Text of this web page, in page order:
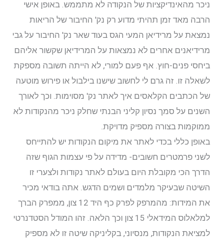
ניכר מהאינדיקציות של הנקודה לא מתממש. באופן אישי
הרבה מאד זמן תהיתי מדוע רק נק' החיבור של הריאות
נמצאת על מרידיאן המעי הגס בעוד שאר נק' החיבור על גבי
מרידיאנים אחרים לא נמצאות על המרידיאן שקשור אליהם
ביחסי פנים-חוץ. אף פעם למורי, לא הייתה תשובה מספקת
לשאלה זו. זה גרם לי לחשוב שישנו בילבול או פירוש מוטעה
של הכתבים הקלאסים איך לאתר נק' מסוימות. וכך לאורך
השנים על סמך נסיון קליני הבנתי שחלק ניכר מהנקודות לא
ממוקמות בצורה מספיק מדויקת.
באופן כללי בכדי לאתר את מיקום הנקודות יש להתייחס
לשני פרמטרים חשובים- מדידה על פי עצמות הגוף שזה
הדרך הכי מקובלת היום בעולם לאתר נקודות ולצערי זו
השיטה שבעיקר מלמדים ושמים הדגש. אתה בודאי מכיר
את המידות: מהמרפק לפרק כף היד 12 צון, ממפרק הברך
למלאלוס המידאלי 15 צון וכך הלאה. זהו המודל הסטדנרטי
למציאת הנקודות, מנסיוני, בקליניקה שיטה זו לא מספיק